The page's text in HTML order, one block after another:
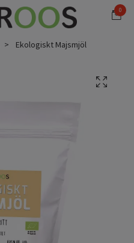
0
Ekologiskt Majsmjöl